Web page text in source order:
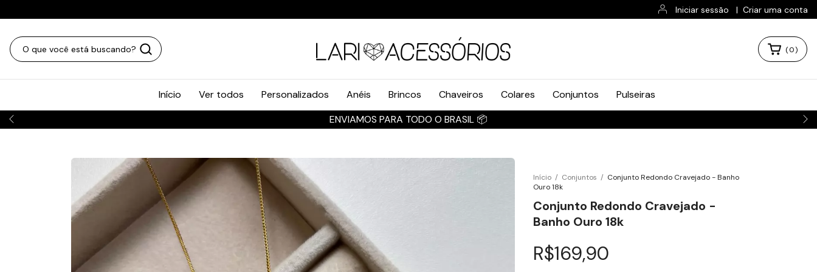
Iniciar sessão | Criar uma conta
ENVIAMOS PARA TODO O BRASIL 📦
(0)
Início Ver todos Personalizados Anéis Brincos Chaveiros Colares Conjuntos Pulseiras
Início / Conjuntos / Conjunto Redondo Cravejado - Banho
Ouro 18k
Conjunto Redondo Cravejado -
Banho Ouro 18k
R$169,90